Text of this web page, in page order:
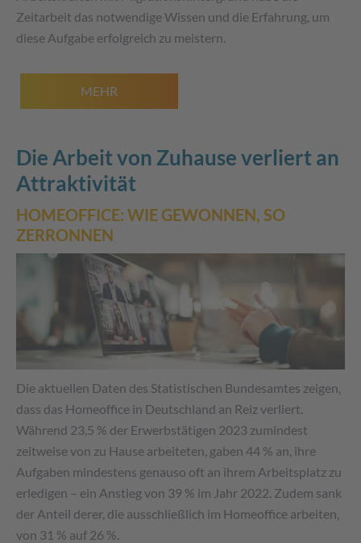
Zeitarbeit das notwendige Wissen und die Erfahrung, um
diese Aufgabe erfolgreich zu meistern.
MEHR
Die Arbeit von Zuhause verliert an
Attraktivität
HOMEOFFICE: WIE GEWONNEN, SO
ZERRONNEN
Die aktuellen Daten des Statistischen Bundesamtes zeigen,
dass das Homeoffice in Deutschland an Reiz verliert.
Während 23,5 % der Erwerbstätigen 2023 zumindest
zeitweise von zu Hause arbeiteten, gaben 44 % an, ihre
Aufgaben mindestens genauso oft an ihrem Arbeitsplatz zu
erledigen – ein Anstieg von 39 % im Jahr 2022. Zudem sank
der Anteil derer, die ausschließlich im Homeoffice arbeiten,
von 31 % auf 26 %.